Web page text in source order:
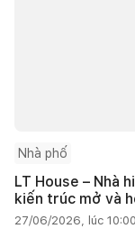
Nhà phố
LT House – Nhà
kiến trúc mở và
27/06/2026, lúc 10:00